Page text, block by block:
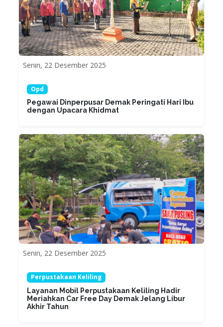
Senin, 22 Desember 2025
Opd
Pegawai Dinperpusar Demak Peringati Hari Ibu
dengan Upacara Khidmat
Senin, 22 Desember 2025
Perpustakaan Keliling
Layanan Mobil Perpustakaan Keliling Hadir
Meriahkan Car Free Day Demak Jelang Libur
Akhir Tahun